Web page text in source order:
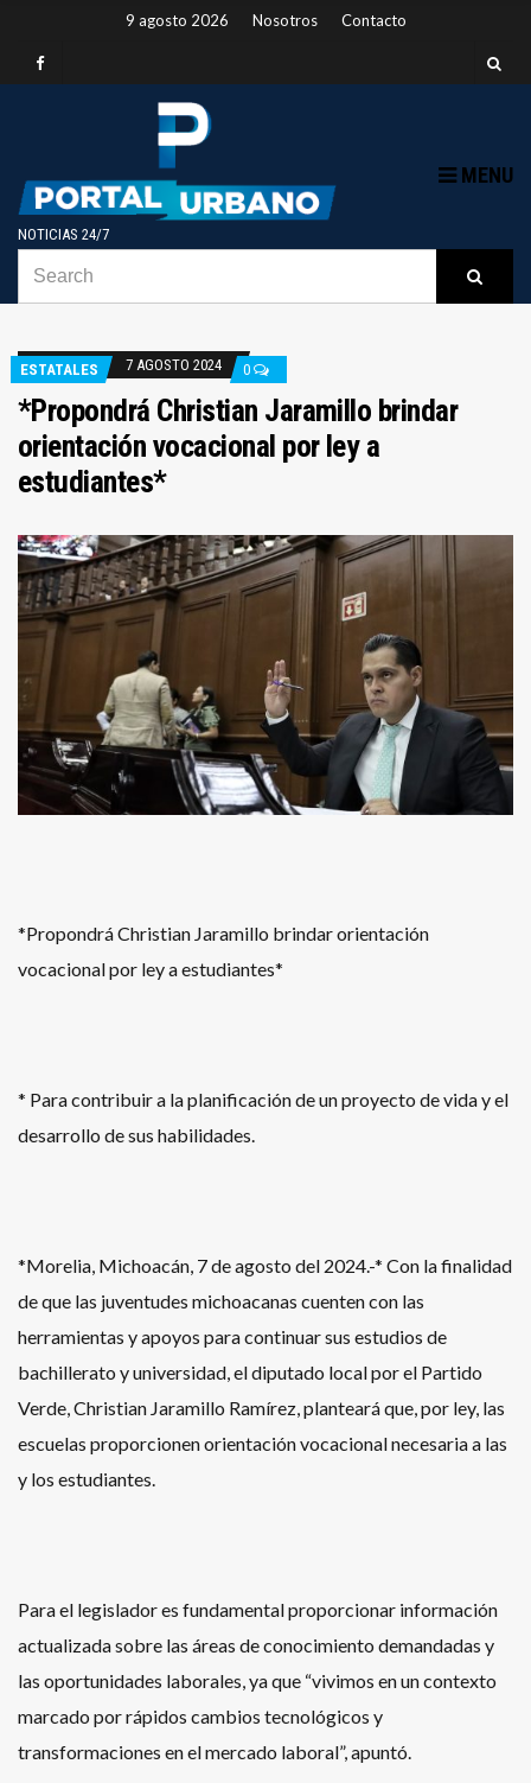
9 agosto 2026 Nosotros Contacto
NOTICIAS 24/7
MENU
ESTATALES 7 AGOSTO 2024 0
*Propondrá Christian Jaramillo brindar
orientación vocacional por ley a
estudiantes*
*Propondrá Christian Jaramillo brindar orientación
vocacional por ley a estudiantes*
* Para contribuir a la planificación de un proyecto de vida y el
desarrollo de sus habilidades.
*Morelia, Michoacán, 7 de agosto del 2024.-* Con la finalidad
de que las juventudes michoacanas cuenten con las
herramientas y apoyos para continuar sus estudios de
bachillerato y universidad, el diputado local por el Partido
Verde, Christian Jaramillo Ramírez, planteará que, por ley, las
escuelas proporcionen orientación vocacional necesaria a las
y los estudiantes.
Para el legislador es fundamental proporcionar información
actualizada sobre las áreas de conocimiento demandadas y
las oportunidades laborales, ya que “vivimos en un contexto
marcado por rápidos cambios tecnológicos y
transformaciones en el mercado laboral”, apuntó.